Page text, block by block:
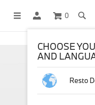
0
NEGOZIO
CHOOSE
AND
Resto